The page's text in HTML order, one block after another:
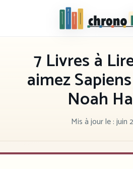
7 Livres à
aimez
Noah
Mis à jour le :juin